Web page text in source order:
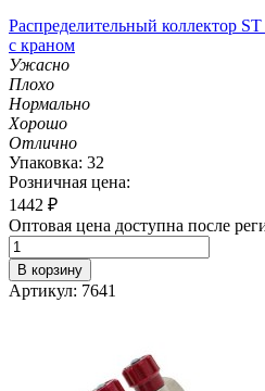
Распределительный коллектор
с краном
Ужасно
Плохо
Нормально
Хорошо
Отлично
Упаковка: 32
Розничная цена:
1442 ₽
Оптовая цена доступна после
В корзину
Артикул: 7641